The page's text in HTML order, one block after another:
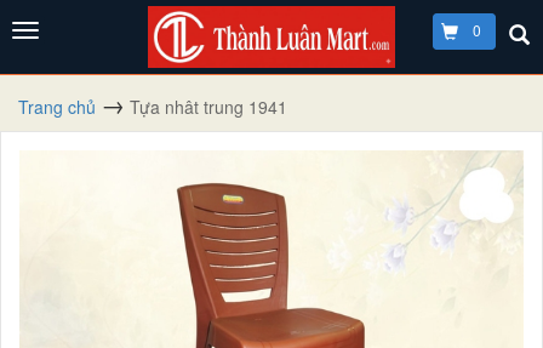
0
Trang chủ Tựa nhât trung 1941